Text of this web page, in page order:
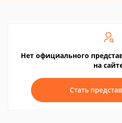
Нет официального
на
Стать